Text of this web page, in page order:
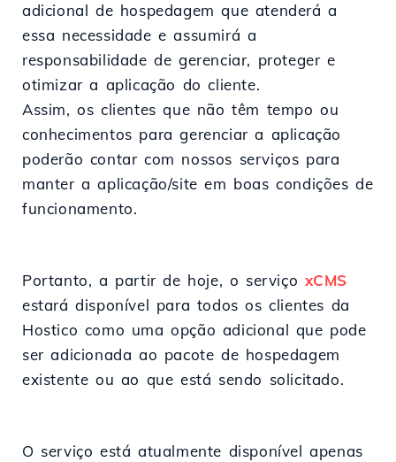
adicional de hospedagem que atenderá a
essa necessidade e assumirá a
responsabilidade de gerenciar, proteger e
otimizar a aplicação do cliente.
Assim, os clientes que não têm tempo ou
conhecimentos para gerenciar a aplicação
poderão contar com nossos serviços para
manter a aplicação/site em boas condições de
funcionamento.
Portanto, a partir de hoje, o serviço xCMS
estará disponível para todos os clientes da
Hostico como uma opção adicional que pode
ser adicionada ao pacote de hospedagem
existente ou ao que está sendo solicitado.
O serviço está atualmente disponível apenas